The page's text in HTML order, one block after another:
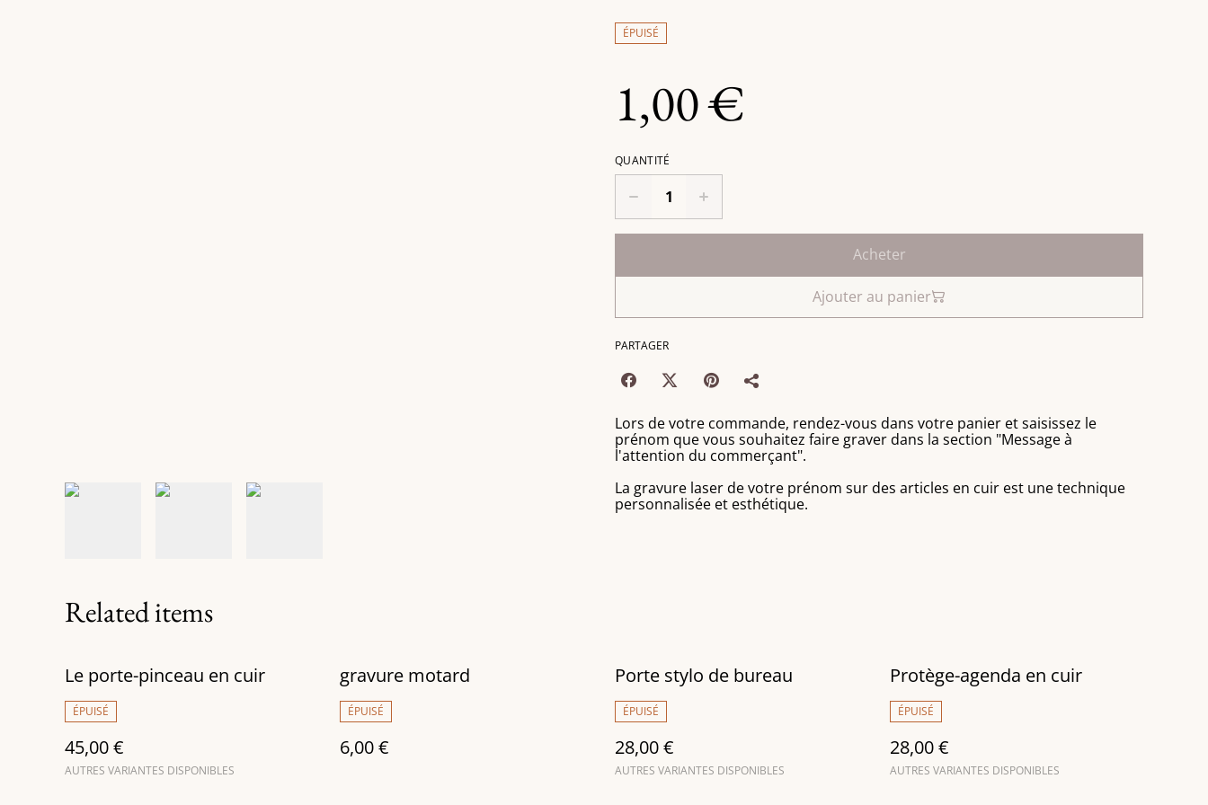
ÉPUISÉ
1,00 €
QUANTITÉ
Acheter
Ajouter au panier
PARTAGER
Lors de votre commande, rendez-vous dans votre panier et saisissez le
prénom que vous souhaitez faire graver dans la section "Message à
l'attention du commerçant".
La gravure laser de votre prénom sur des articles en cuir est une technique
personnalisée et esthétique.
Related items
Le porte-pinceau en cuir
ÉPUISÉ
45,00 €
AUTRES VARIANTES DISPONIBLES
gravure motard
ÉPUISÉ
6,00 €
Porte stylo de bureau
ÉPUISÉ
28,00 €
AUTRES VARIANTES DISPONIBLES
Protège-agenda en cuir
ÉPUISÉ
28,00 €
AUTRES VARIANTES DISPONIBLES